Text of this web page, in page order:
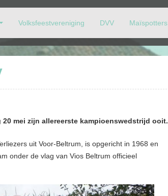
Volksfeestvereniging DVV Maïspotters
de voet volgen.
20 mei zijn allereerste kampioenswedstrijd ooit.
uit Voor-Beltrum, is opgericht in 1968 en
onder de vlag van Vios Beltrum officieel